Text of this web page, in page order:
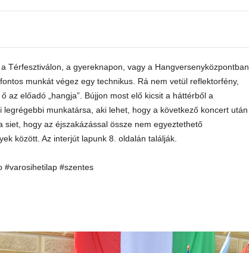
Térfesztiválon, a gyereknapon, vagy a Hangversenyközpontban,
munkát végez egy technikus. Rá nem vetül reflektorfény,
az előadó „hangja”. Bújjon most elő kicsit a háttérből a
legrégebbi munkatársa, aki lehet, hogy a következő koncert után
siet, hogy az éjszakázással össze nem egyeztethető
között. Az interjút lapunk 8. oldalán találják.
#varosihetilap #szentes